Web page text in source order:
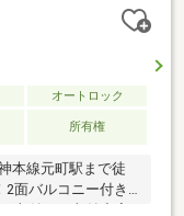
オートロック
所有権
本線元町駅まで徒
面バルコニー付き■
収納など収納充実■